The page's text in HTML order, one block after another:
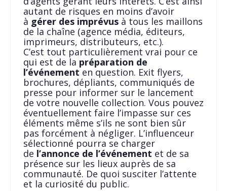
autant de risques en moins d’avoir
à gérer des imprévusà tous les maillons
de la chaîne (agence média, éditeurs,
imprimeurs, distributeurs, etc.).
C’est tout particulièrement vrai pour ce
qui est de la préparation de
l’événement en question. Exit flyers,
brochures, dépliants, communiqués de
presse pour informer sur le lancement
de votre nouvelle collection. Vous pouvez
éventuellement faire l’impasse sur ces
éléments même s’ils ne sont bien sûr
pas forcément à négliger. L’influenceur
sélectionné pourra se charger
de l’annonce de l’événement et de sa
présence sur les lieux auprès de sa
communauté. De quoi susciter l’attente
et la curiosité du public.